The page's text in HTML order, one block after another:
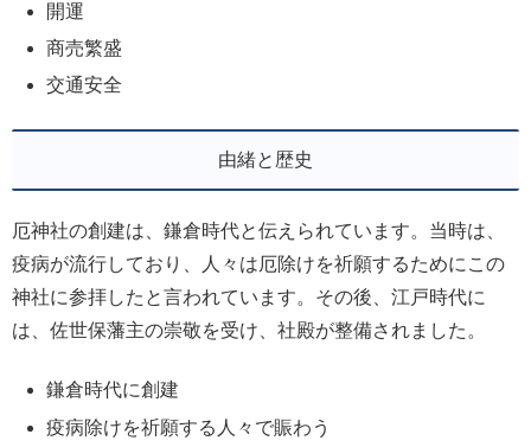
開運
商売繁盛
交通安全
由緒と歴史
厄神社の創建は、鎌倉時代と伝えられています。当時は、
疫病が流行しており、人々は厄除けを祈願するためにこの
神社に参拝したと言われています。その後、江戸時代に
は、佐世保藩主の崇敬を受け、社殿が整備されました。
鎌倉時代に創建
疫病除けを祈願する人々で賑わう